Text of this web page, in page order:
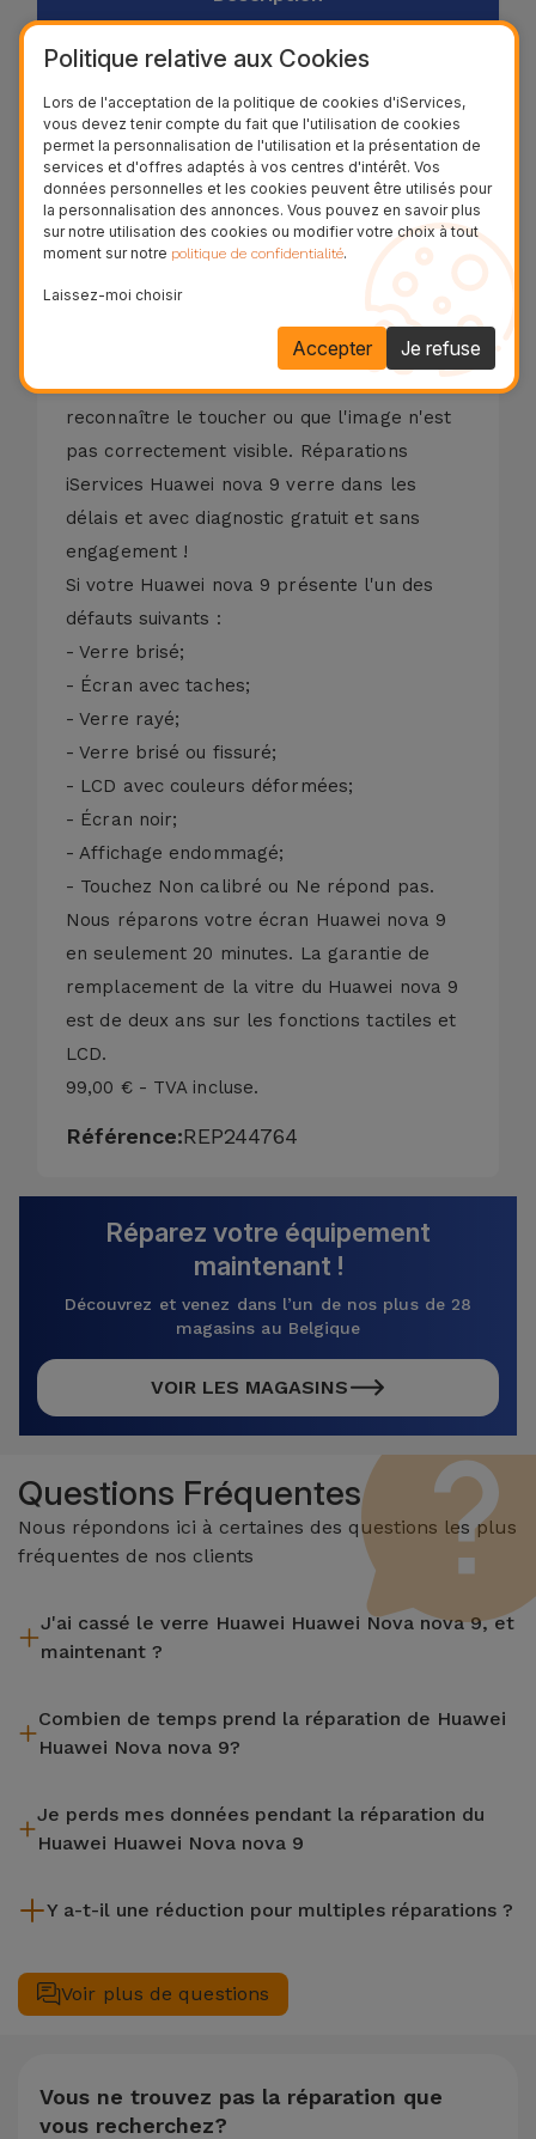
Processus de réparation
L'écran fissuré ou endommagé est l'un des
dommages physiques les plus courants sur
les téléphones mobiles ou autres appareils
mobiles. Les dommages au verre du Huawei
nova 9 sont identifiés comme du verre
fissuré ou même lorsque seul l'écran LCD
cesse de fonctionner, par exemple lorsque
LE LCD DE votre Huawei nova 9 cesse de
reconnaître le toucher ou que l'image n'est
pas correctement visible. Réparations
iServices Huawei nova 9 verre dans les
délais et avec diagnostic gratuit et sans
engagement !
Si votre Huawei nova 9 présente l'un des
défauts suivants :
- Verre brisé;
- Écran avec taches;
- Verre rayé;
- Verre brisé ou fissuré;
- LCD avec couleurs déformées;
- Écran noir;
- Affichage endommagé;
- Touchez Non calibré ou Ne répond pas.
Nous réparons votre écran Huawei nova 9
en seulement 20 minutes. La garantie de
remplacement de la vitre du Huawei nova 9
est de deux ans sur les fonctions tactiles et
LCD.
99,00 € - TVA incluse.
Référence:REP244764
Réparez votre équipement
maintenant !
Découvrez et venez dans l’un de nos plus de 28
magasins au Belgique
VOIR LES MAGASINS
Questions Fréquentes
Nous répondons ici à certaines des questions les plus
fréquentes de nos clients
J'ai cassé le verre Huawei Huawei Nova nova 9, et
maintenant ?
de 2 ans. Trouvez le magasin le plus proche.
Combien de temps prend la réparation de Huawei
Huawei Nova nova 9?
l'écran, sont effectuées en environ 20 à 30 minutes.
Je perds mes données pendant la réparation du
Huawei Huawei Nova nova 9
il est toujours recommandé de faire une sauvegarde. La page
des fichiers.
Y a-t-il une réduction pour multiples réparations ?
complète de votre équipement. Si votre Huawei Huawei Nova
nova 9 nécessite deux ou plusieurs interventions techniques
Voir plus de questions
Vous ne trouvez pas la réparation que
vous recherchez?
Politique relative aux Cookies
Lors de l'acceptation de la politique de cookies d'iServices,
vous devez tenir compte du fait que l'utilisation de cookies
permet la personnalisation de l'utilisation et la présentation de
services et d'offres adaptés à vos centres d'intérêt. Vos
données personnelles et les cookies peuvent être utilisés pour
la personnalisation des annonces. Vous pouvez en savoir plus
sur notre utilisation des cookies ou modifier votre choix à tout
moment sur notre politique de confidentialité.
Laissez-moi choisir
Je refuse
Accepter